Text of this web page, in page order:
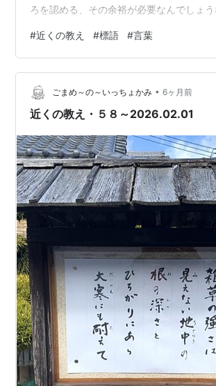
ろを認める、その余裕が必要なんでしょ
強い ランキング参加中言葉を紡ぐ人たち
中雑談・日記を書きたい人のグループ
#近くの教え #標語 #言葉
ごまめ～の～いっちょかみ • 6ヶ月前
近くの教え・５８～2026.02.01